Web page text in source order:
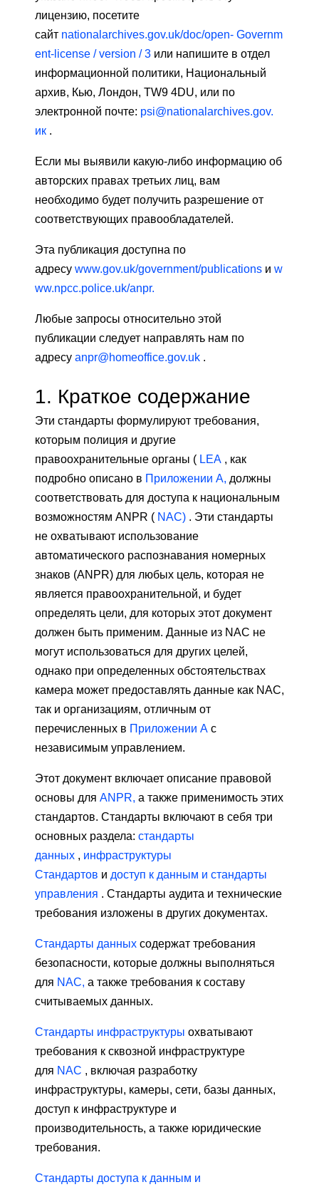
лицензию, посетите
сайт nationalarchives.gov.uk/doc/open- Governm
ent-license / version / 3 или напишите в отдел
информационной политики, Национальный
архив, Кью, Лондон, TW9 4DU, или по
электронной почте: psi@nationalarchives.gov.
ик .
Если мы выявили какую-либо информацию об
авторских правах третьих лиц, вам
необходимо будет получить разрешение от
соответствующих правообладателей.
Эта публикация доступна по
адресу www.gov.uk/government/publications и w
ww.npcc.police.uk/anpr.
Любые запросы относительно этой
публикации следует направлять нам по
адресу anpr@homeoffice.gov.uk .
1. Краткое содержание
Эти стандарты формулируют требования,
которым полиция и другие
правоохранительные органы ( LEA , как
подробно описано в Приложении A, должны
соответствовать для доступа к национальным
возможностям ANPR ( NAC) . Эти стандарты
не охватывают использование
автоматического распознавания номерных
знаков (ANPR) для любых цель, которая не
является правоохранительной, и будет
определять цели, для которых этот документ
должен быть применим. Данные из NAC не
могут использоваться для других целей,
однако при определенных обстоятельствах
камера может предоставлять данные как NAC,
так и организациям, отличным от
перечисленных в Приложении А с
независимым управлением.
Этот документ включает описание правовой
основы для ANPR, а также применимость этих
стандартов. Стандарты включают в себя три
основных раздела: стандарты
данных , инфраструктуры
Стандартов и доступ к данным и стандарты
управления . Стандарты аудита и технические
требования изложены в других документах.
Стандарты данных содержат требования
безопасности, которые должны выполняться
для NAC, а также требования к составу
считываемых данных.
Стандарты инфраструктуры охватывают
требования к сквозной инфраструктуре
для NAC , включая разработку
инфраструктуры, камеры, сети, базы данных,
доступ к инфраструктуре и
производительность, а также юридические
требования.
Стандарты доступа к данным и